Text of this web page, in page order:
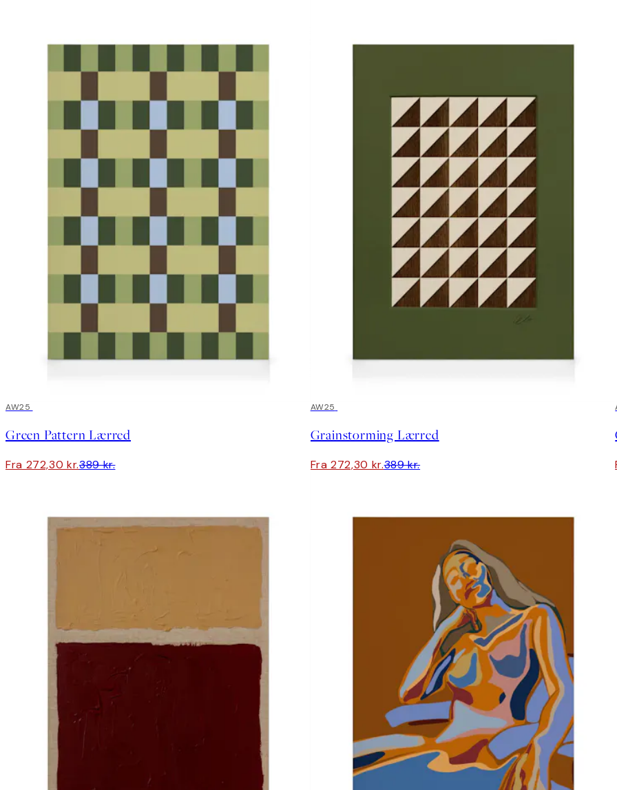
30%*
AW25
Green Pattern Lærred
Fra 272,30 kr.389 kr.
30%*
AW25
Grainstorming Lærred
Fra 272,30 kr.389 kr.